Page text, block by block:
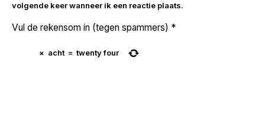
volgende keer wanneer ik een reactie plaats.
Vul de rekensom in (tegen spammers) *
× acht = twenty four